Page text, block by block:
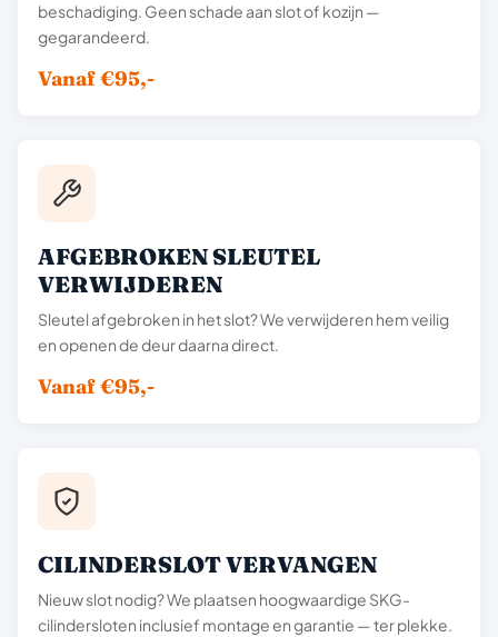
beschadiging. Geen schade aan slot of kozijn —
gegarandeerd.
Vanaf €95,-
AFGEBROKEN SLEUTEL
VERWIJDEREN
Sleutel afgebroken in het slot? We verwijderen hem veilig
en openen de deur daarna direct.
Vanaf €95,-
CILINDERSLOT VERVANGEN
Nieuw slot nodig? We plaatsen hoogwaardige SKG-
cilindersloten inclusief montage en garantie — ter plekke.